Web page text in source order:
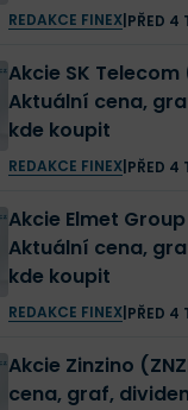
REDAKCE FINEX| PŘED 4
Akcie SK Telecom
Aktuální cena,
kde koupit
REDAKCE FINEX| PŘED 4
Akcie Elmet Group
Aktuální cena,
kde koupit
REDAKCE FINEX| PŘED 4
Akcie Zinzino (ZNZNF) -
cena, graf,